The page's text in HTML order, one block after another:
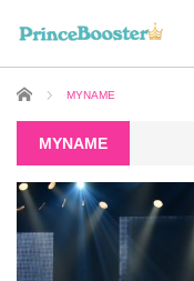
ホーム MYNAME
MYNAME